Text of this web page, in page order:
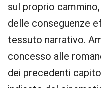
sul proprio
delle conseguenze
tessuto narrativo.
concesso alle
dei precedenti